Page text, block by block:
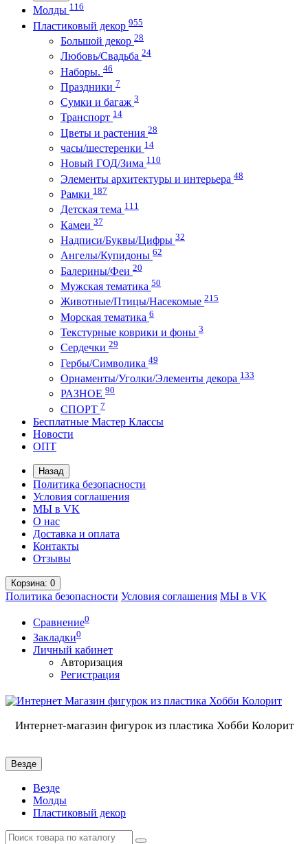
Молды 116
Пластиковый декор 955
Большой декор 28
Любовь/Cвадьба 24
Наборы. 46
Праздники 7
Сумки и багаж 3
Транспорт 14
Цветы и растения 28
часы/шестеренки 14
Новый ГОД/Зима 110
Элементы архитектуры и интерьера 48
Рамки 187
Детская тема 111
Камеи 37
Надписи/Буквы/Цифры 32
Ангелы/Купидоны 62
Балерины/Феи 20
Мужская тематика 50
Животные/Птицы/Насекомые 215
Морская тематика 6
Текстурные коврики и фоны 3
Сердечки 29
Гербы/Символика 49
Орнаменты/Уголки/Элементы декора 133
РАЗНОЕ 90
СПОРТ 7
Бесплатные Мастер Классы
Новости
ОПТ
Назад
Политика безопасности
Условия соглашения
МЫ в VK
О нас
Доставка и оплата
Контакты
Отзывы
Корзина: 0
Политика безопасности Условия соглашения МЫ в VK
Сравнение0
Закладки0
Личный кабинет
Авторизация
Регистрация
Интернет-магазин фигурок из пластика Хобби Колорит
Везде
Везде
Молды
Пластиковый декор